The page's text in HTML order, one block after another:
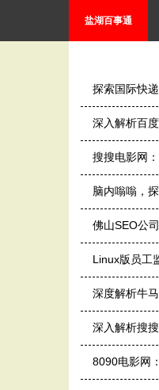
盐湖百事通
探索国际快
深入解析百
搜搜电影网
脑内嗡嗡，
佛山SEO公
Linux版员工
深度解析牛
深入解析搜
8090电影网